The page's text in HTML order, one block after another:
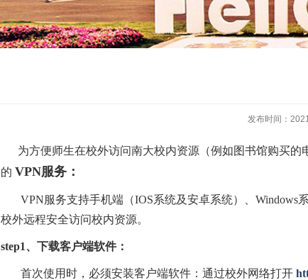
发布时间：
为方便师生在校外访问南大校内资源（例如图书馆购买的
的 VPN服务：
VPN服务支持手机端（IOS系统及安卓系统）、
校外远程安全访问校内资源。
step1、下载客户端软件：
首次使用时，必须安装客户端软件：通过校外网络打开